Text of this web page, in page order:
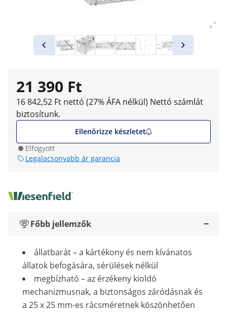
21 390 Ft
16 842,52 Ft nettó (27% ÁFA nélkül) Nettó számlát
biztosítunk.
Ellenőrizze készletet
Elfogyott
Legalacsonyabb ár garancia
Főbb jellemzők
állatbarát – a kártékony és nem kívánatos
állatok befogására, sérülések nélkül
megbízható – az érzékeny kioldó
mechanizmusnak, a biztonságos záródásnak és
a 25 x 25 mm-es rácsméretnek köszönhetően